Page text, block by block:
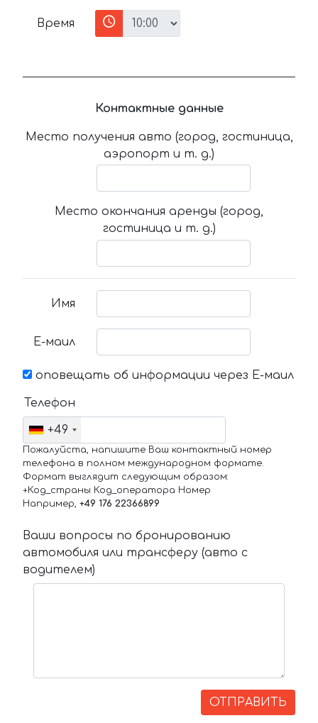
Время
Контактные данные
Место получения авто (город, гостиница,
аэропорт и т. д.)
Место окончания аренды (город,
гостиница и т. д.)
Имя
Е-маил
оповещать об информации через Е-маил
Телефон
+49
Пожалуйста, напишите Ваш контактный номер
телефона в полном международном формате.
Формат выглядит следующим образом:
+Код_страны Код_оператора Номер
Например, +49 176 22366899
Ваши вопросы по бронированию
автомобиля или трансферу (авто с
водителем)
ОТПРАВИТЬ